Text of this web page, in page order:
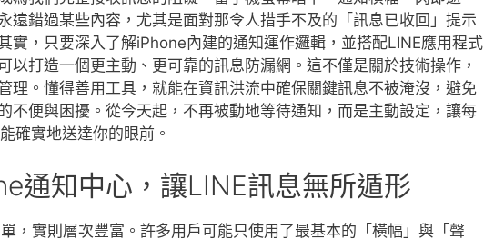
遠錯過某些內容，尤其是面對那令人措手不及的「訊息已收回」提示
實，只要深入了解iPhone內建的通知運作邏輯，並搭配LINE應用程式
以打造一個更主動、更可靠的訊息防漏網。這不僅是關於技術操作，
理。懂得善用工具，就能在資訊洪流中確保關鍵訊息不被淹沒，避免
不便與困擾。從今天起，不再被動地等待通知，而是主動設定，讓每
確實地送達你的眼前。
通知中心，讓LINE訊息無所遁形
，實則層次豐富。許多用戶可能只使用了最基本的「橫幅」與「聲